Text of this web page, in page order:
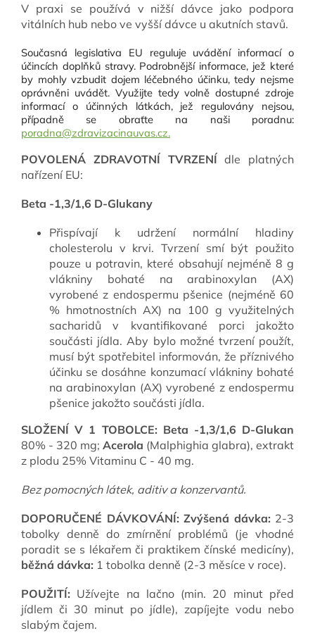
V praxi se používá v nižší dávce jako podpora
vitálních hub nebo ve vyšší dávce u akutních stavů.
Současná legislativa EU reguluje uvádění informací o
účincích doplňků stravy. Podrobnější informace, jež které
by mohly vzbudit dojem léčebného účinku, tedy nejsme
oprávněni uvádět. Využijte tedy volně dostupné zdroje
informací o účinných látkách, jež regulovány nejsou,
případně se obraťte na naši poradnu:
poradna@zdravizacinauvas.cz.
POVOLENÁ ZDRAVOTNÍ TVRZENÍ dle platných
nařízení EU:
Beta -1,3/1,6 D-Glukany
Přispívají k udržení normální hladiny
cholesterolu v krvi. Tvrzení smí být použito
pouze u potravin, které obsahují nejméně 8 g
vlákniny bohaté na arabinoxylan (AX)
vyrobené z endospermu pšenice (nejméně 60
% hmotnostních AX) na 100 g využitelných
sacharidů v kvantifikované porci jakožto
součásti jídla. Aby bylo možné tvrzení použít,
musí být spotřebitel informován, že příznivého
účinku se dosáhne konzumací vlákniny bohaté
na arabinoxylan (AX) vyrobené z endospermu
pšenice jakožto součásti jídla.
SLOŽENÍ V 1 TOBOLCE: Beta -1,3/1,6 D-Glukan
80% - 320 mg; Acerola (Malphighia glabra), extrakt
z plodu 25% Vitaminu C - 40 mg.
Bez pomocných látek, aditiv a konzervantů.
DOPORUČENÉ DÁVKOVÁNÍ: Zvýšená dávka: 2-3
tobolky denně do zmírnění problémů (je vhodné
poradit se s lékařem či praktikem čínské medicíny),
běžná dávka: 1 tobolka denně (2-3 měsíce v roce).
POUŽITÍ: Užívejte na lačno (min. 20 minut před
jídlem či 30 minut po jídle), zapíjejte vodu nebo
slabým čajem.